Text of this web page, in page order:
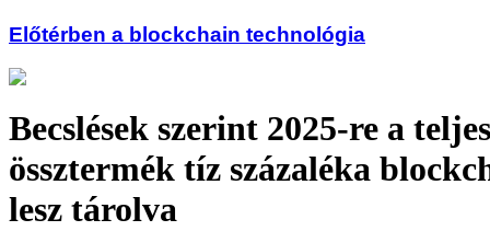
Előtérben a blockchain technológia
Becslések szerint 2025-re a
össztermék tíz százaléka
lesz tárolva